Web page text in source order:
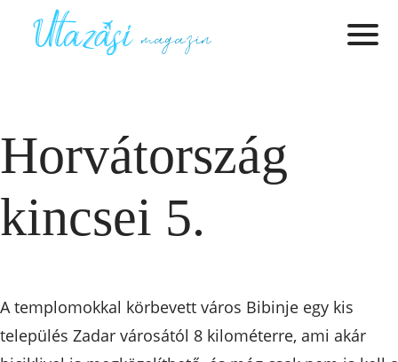
Horvátország
kincsei 5.
A templomokkal körbevett város Bibinje egy kis
település Zadar városától 8 kilométerre, ami akár